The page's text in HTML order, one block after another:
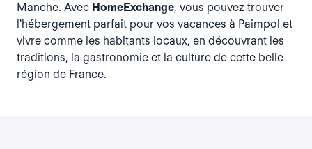
Manche. Avec HomeExchange, vous pouvez trouver
l'hébergement parfait pour vos vacances à Paimpol et
vivre comme les habitants locaux, en découvrant les
traditions, la gastronomie et la culture de cette belle
région de France.